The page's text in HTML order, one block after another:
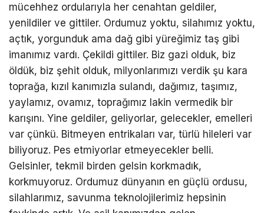
mücehhez ordularıyla her cenahtan geldiler,
yenildiler ve gittiler. Ordumuz yoktu, silahımız yoktu,
açtık, yorgunduk ama dağ gibi yüreğimiz taş gibi
imanımız vardı. Çekildi gittiler. Biz gazi olduk, biz
öldük, biz şehit olduk, milyonlarımızı verdik şu kara
toprağa, kızıl kanımızla sulandı, dağımız, taşımız,
yaylamız, ovamız, toprağımız lakin vermedik bir
karışını. Yine geldiler, geliyorlar, gelecekler, emelleri
var çünkü. Bitmeyen entrikaları var, türlü hileleri var
biliyoruz. Pes etmiyorlar etmeyecekler belli.
Gelsinler, tekmil birden gelsin korkmadık,
korkmuyoruz. Ordumuz dünyanın en güçlü ordusu,
silahlarımız, savunma teknolojilerimiz hepsinin